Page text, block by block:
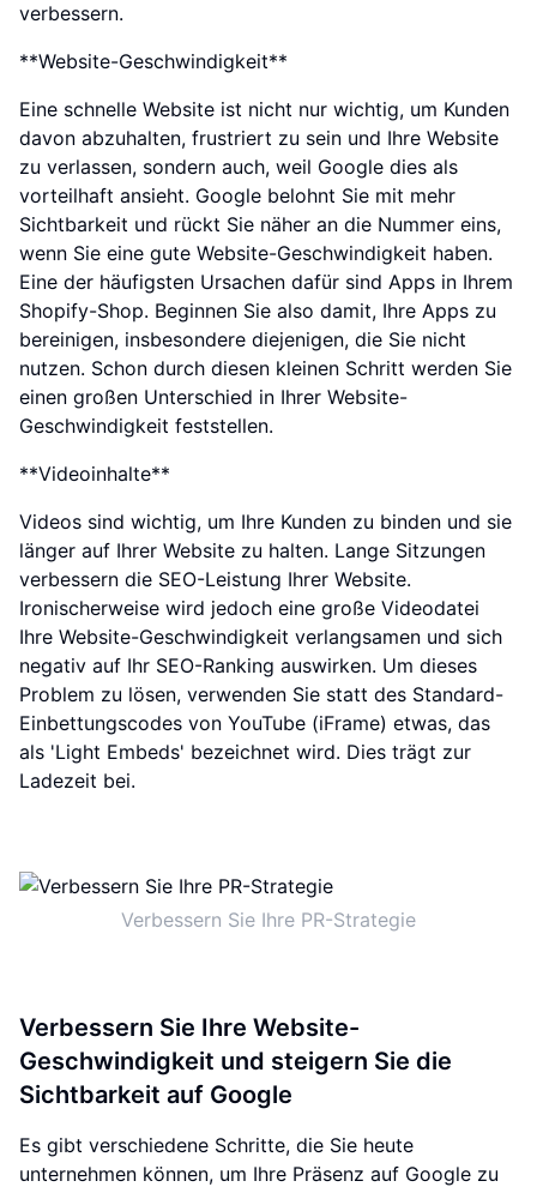
verbessern.
**Website-Geschwindigkeit**
Eine schnelle Website ist nicht nur wichtig, um Kunden
davon abzuhalten, frustriert zu sein und Ihre Website
zu verlassen, sondern auch, weil Google dies als
vorteilhaft ansieht. Google belohnt Sie mit mehr
Sichtbarkeit und rückt Sie näher an die Nummer eins,
wenn Sie eine gute Website-Geschwindigkeit haben.
Eine der häufigsten Ursachen dafür sind Apps in Ihrem
Shopify-Shop. Beginnen Sie also damit, Ihre Apps zu
bereinigen, insbesondere diejenigen, die Sie nicht
nutzen. Schon durch diesen kleinen Schritt werden Sie
einen großen Unterschied in Ihrer Website-
Geschwindigkeit feststellen.
**Videoinhalte**
Videos sind wichtig, um Ihre Kunden zu binden und sie
länger auf Ihrer Website zu halten. Lange Sitzungen
verbessern die SEO-Leistung Ihrer Website.
Ironischerweise wird jedoch eine große Videodatei
Ihre Website-Geschwindigkeit verlangsamen und sich
negativ auf Ihr SEO-Ranking auswirken. Um dieses
Problem zu lösen, verwenden Sie statt des Standard-
Einbettungscodes von YouTube (iFrame) etwas, das
als 'Light Embeds' bezeichnet wird. Dies trägt zur
Ladezeit bei.
Verbessern Sie Ihre PR-Strategie
Verbessern Sie Ihre Website-
Geschwindigkeit und steigern Sie die
Sichtbarkeit auf Google
Es gibt verschiedene Schritte, die Sie heute
unternehmen können, um Ihre Präsenz auf Google zu